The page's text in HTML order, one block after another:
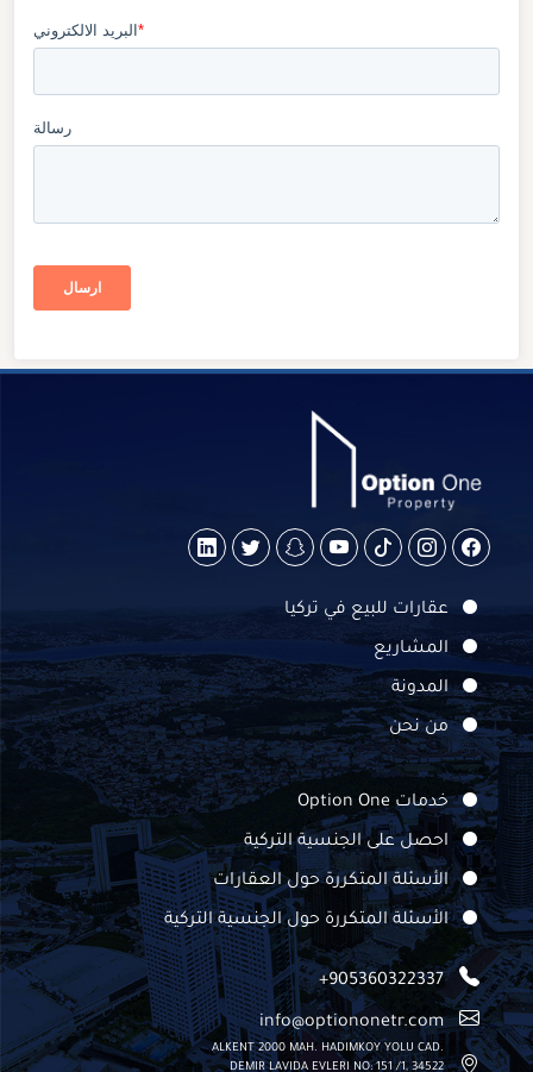
عقارات للبيع في تركيا
المشاريع
المدونة
من نحن
خدمات Option One
احصل على الجنسية التركية
الأسئلة المتكررة حول العقارات
الأسئلة المتكررة حول الجنسية التركية
+905360322337
info@optiononetr.com
ALKENT 2000 MAH. HADIMKOY YOLU CAD.
DEMIR LAVIDA EVLERI NO: 151 /1, 34522